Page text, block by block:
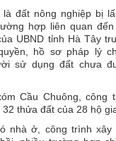
đất nông nghiệp bị
hợp liên quan
UBND tỉnh Hà Tây
hồ sơ pháp lý
sử dụng đất chưa
Cầu Chuông, công
thửa đất của 28 hộ
nhà ở, công trình xây